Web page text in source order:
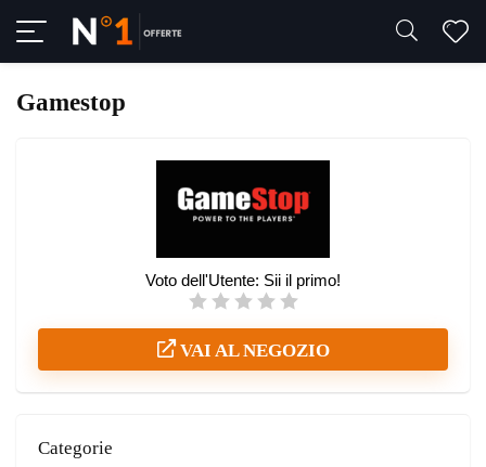
Gamestop
Voto dell'Utente: Sii il primo!
VAI AL NEGOZIO
Categorie